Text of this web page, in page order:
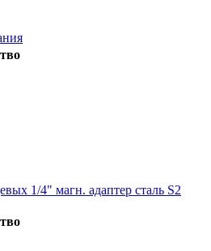
1/4" магн. адаптер сталь S2